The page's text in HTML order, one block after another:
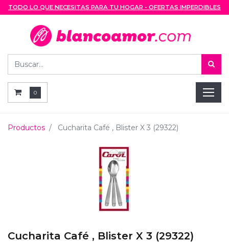
TODO LO QUE NECESITAS PARA TU HOGAR - OFERTAS IMPERDIBLES
0
Productos Cucharita Café , Blister X 3 (29322)
Cucharita Café , Blister X 3 (29322)